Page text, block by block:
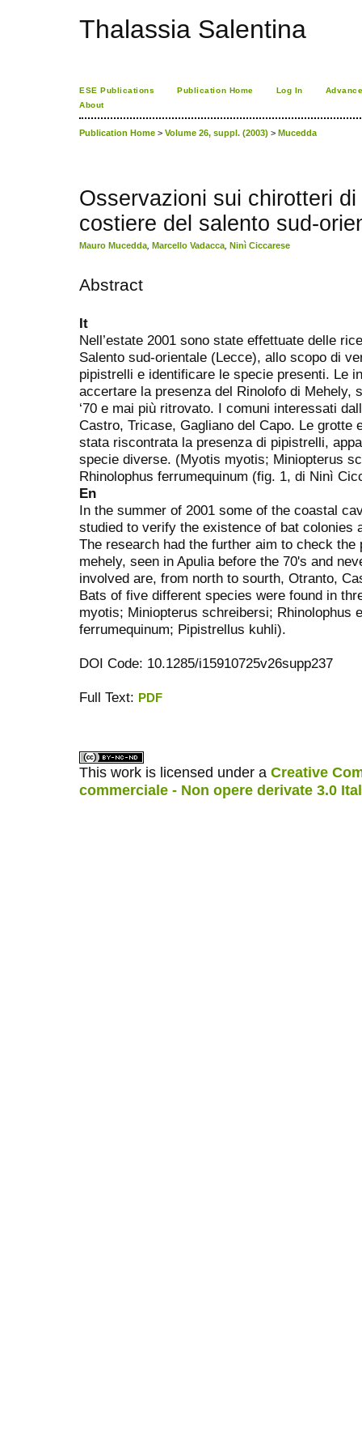
Thalassia Salentina
ESE Publications Publication Home Log In
About
Publication Home > Volume 26, suppl. (2003) > Mucedda
Osservazioni sui chirotteri
costiere del salento sud-
Mauro Mucedda Marcello Vadacca Ninì Ciccarese
Abstract
It
Nell’estate 2001 sono state effettuate delle
Salento sud-orientale (Lecce), allo scopo di
pipistrelli e identificare le specie presenti. Le
accertare la presenza del Rinolofo di Mehely,
‘70 e mai più ritrovato. I comuni interessati
Castro, Tricase, Gagliano del Capo. Le grotte
stata riscontrata la presenza di pipistrelli,
specie diverse. (Myotis myotis; Miniopterus
Rhinolophus ferrumequinum (fig. 1, di Ninì
En
In the summer of 2001 some of the coastal
studied to verify the existence of bat colonies
The research had the further aim to check the
mehely, seen in Apulia before the 70's and
involved are, from north to sourth, Otranto,
Bats of five different species were found in
myotis; Miniopterus schreibersi; Rhinolophus
ferrumequinum; Pipistrellus kuhli).
DOI Code: 10.1285/i15910725v26supp237
Full Text: PDF
This work is licensed under a Creative
commerciale - Non opere derivate 3.0